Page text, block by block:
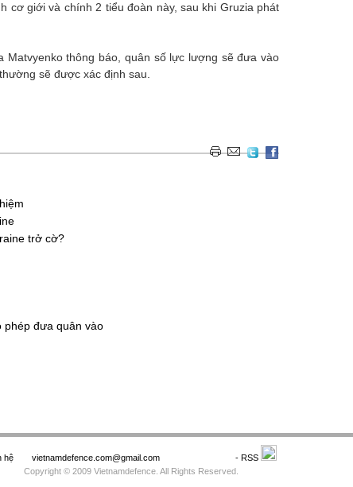
cơ giới và chính 2 tiểu đoàn này, sau khi Gruzia phát
Matvyenko thông báo, quân số lực lượng sẽ đưa vào
sẽ được xác định sau.
trở cờ?
phép đưa quân vào
hệ vietnamdefence.com@gmail.com
- RSS
Copyright © 2009 Vietnamdefence. All Rights Reserved.